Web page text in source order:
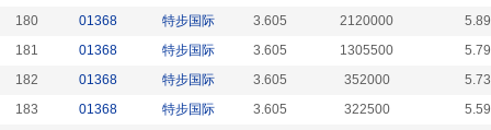
180
01368 特步国际 3.605 2120000
181
01368 特步国际 3.605 1305500
182
01368 特步国际 3.605 352000
183
01368 特步国际 3.605 322500